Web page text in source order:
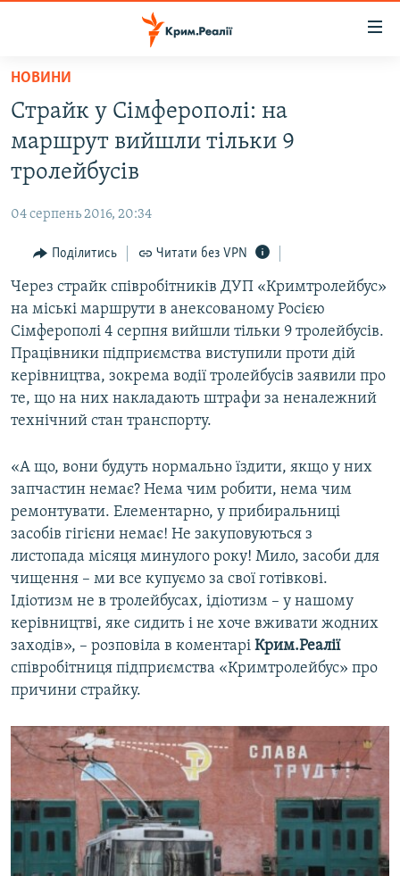
Перейти
основного
матеріалу
Перейти
до
основної
навігації
Перейти
пошуку
ВОДА.КРИМ
ВІДЕО ТА ФОТО
БЛОГИ
ПОГЛЯД
ІНТЕРВ'Ю
ВСЕ ЗА ДЕНЬ
СПЕЦПРОЕКТИ
ДЕПОРТАЦІЯ
ВІДЕОУРОКИ «ELIFBE»
УКРАЇНСЬКА ПРОБЛЕМА КРИМУ
ІНФОГРАФІКА
ЯК ОБІЙТИ БЛОКУВАННЯ
Qırımtatar
ДОЛУЧАЙСЯ!
Усі сайти RFE/RL
НОВИНИ
Страйк у Сімферополі: на
маршрут вийшли тільки 9
тролейбусів
04 серпень 2016, 20:34
Поділитись Читати без VPN
Через страйк співробітників ДУП «Кримтролейбус»
на міські маршрути в анексованому Росією
Сімферополі 4 серпня вийшли тільки 9 тролейбусів.
Працівники підприємства виступили проти дій
керівництва, зокрема водії тролейбусів заявили про
те, що на них накладають штрафи за неналежний
технічний стан транспорту.
«А що, вони будуть нормально їздити, якщо у них
запчастин немає? Нема чим робити, нема чим
ремонтувати. Елементарно, у прибиральниці
засобів гігієни немає! Не закуповуються з
листопада місяця минулого року! Мило, засоби для
чищення – ми все купуємо за свої готівкові.
Ідіотизм не в тролейбусах, ідіотизм – у нашому
керівництві, яке сидить і не хоче вживати жодних
заходів», – розповіла в коментарі Крим.Реалії
співробітниця підприємства «Кримтролейбус» про
причини страйку.